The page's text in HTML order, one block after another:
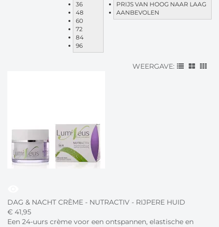
PRIJS VAN HOOG NAAR LAAG
AANBEVOLEN
36
48
60
72
84
96
WEERGAVE:
DAG & NACHT CRÈME - NUTRACTIV - RIJPERE HUID
€ 41,95
Een 24-uurs crème voor een ontspannen, elastische en